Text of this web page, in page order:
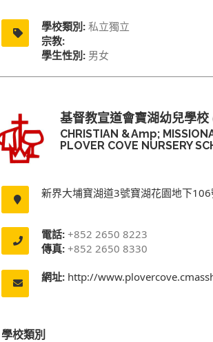
學校類別: 私立獨立
宗教:
學生性別: 男女
基督教宣道會寶湖幼兒學校
CHRISTIAN &amp;
PLOVER COVE NURSERY
新界大埔寶湖道3號寶湖花園地下
電話: +852 2650 8223
傳真: +852 2650 8330
網址: http://
學校類別